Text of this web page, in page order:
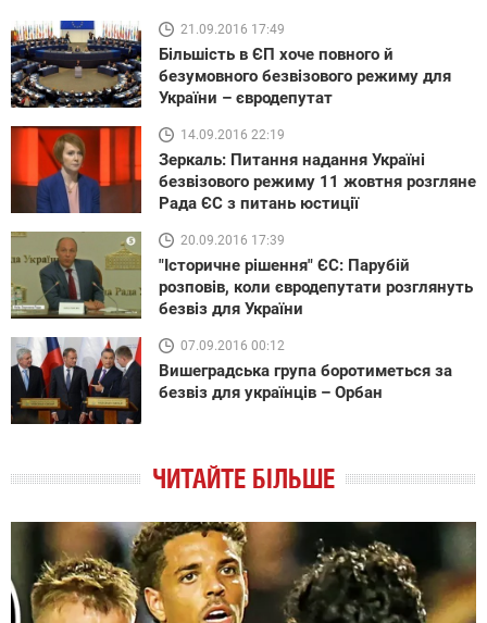
21.09.2016 17:49
Більшість в ЄП хоче повного й
безумовного безвізового режиму для
України – євродепутат
14.09.2016 22:19
Зеркаль: Питання надання Україні
безвізового режиму 11 жовтня розгляне
Рада ЄС з питань юстиції
20.09.2016 17:39
"Історичне рішення" ЄС: Парубій
розповів, коли євродепутати розглянуть
безвіз для України
07.09.2016 00:12
Вишеградська група боротиметься за
безвіз для українців – Орбан
ЧИТАЙТЕ БІЛЬШЕ